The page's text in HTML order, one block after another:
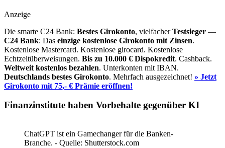
Anzeige
Die smarte C24 Bank: Bestes Girokonto, vielfacherTestsieger —
C24 Bank: Das einzige kostenlose Girokonto mit Zinsen.
Kostenlose Mastercard. Kostenlose girocard. Kostenlose
Echtzeitüberweisungen. Bis zu 10.000 € Dispokredit. Cashback.
Weltweit kostenlos bezahlen. Unterkonten mit IBAN.
Deutschlands bestes Girokonto. Mehrfach ausgezeichnet! » Jetzt
Girokonto mit 75,- € Prämie eröffnen!
Finanzinstitute haben Vorbehalte gegenüber KI
ChatGPT ist ein Gamechanger für die Banken-
Branche. - Quelle: Shutterstock.com